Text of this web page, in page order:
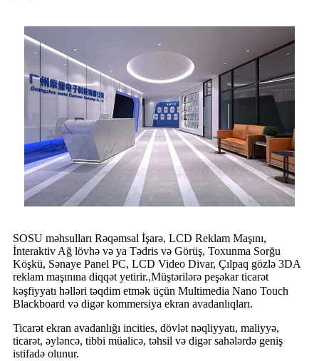
SOSU məhsulları Rəqəmsal İşarə, LCD Reklam Maşını,
İnteraktiv Ağ lövhə və ya Tədris və Görüş, Toxunma Sorğu
Köşkü, Sənaye Panel PC, LCD Video Divar, Çılpaq gözlə 3DA
reklam maşınına diqqət yetirir.,Müştərilərə peşəkar ticarət
kəşfiyyatı həlləri təqdim etmək üçün Multimedia Nano Touch
Blackboard və digər kommersiya ekran avadanlıqları.
Ticarət ekran avadanlığı incities, dövlət nəqliyyatı, maliyyə,
ticarət, əyləncə, tibbi müalicə, təhsil və digər sahələrdə geniş
istifadə olunur.